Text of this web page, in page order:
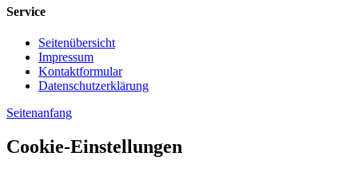
Service
Seitenübersicht
Impressum
Kontaktformular
Datenschutzerklärung
Seitenanfang
Cookie-Einstellungen